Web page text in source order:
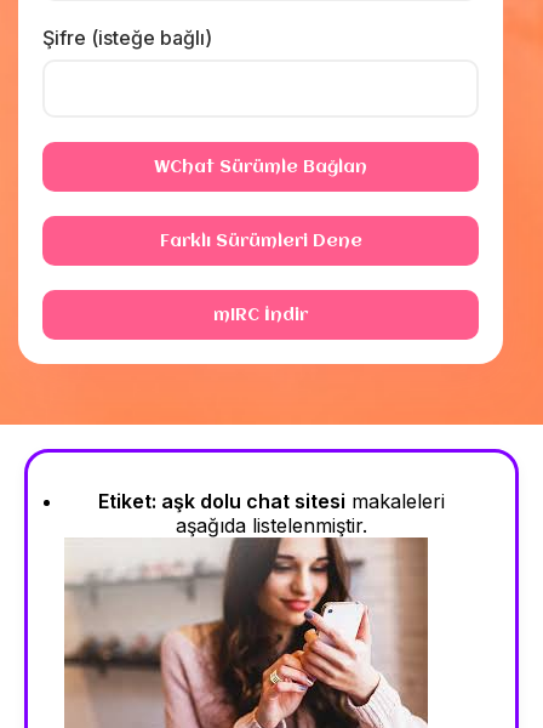
Şifre (isteğe bağlı)
WChat Sürümle Bağlan
Farklı Sürümleri Dene
mIRC İndir
Etiket: aşk dolu chat sitesi makaleleri
aşağıda listelenmiştir.